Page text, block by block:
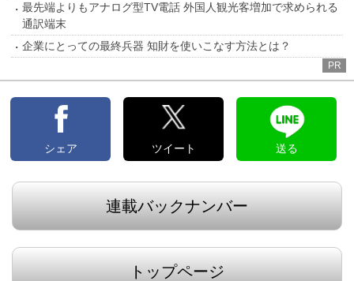
最先端よりもアナログ型TV電話 外国人観光客増加で求められる
通訳端末
企業にとっての最終兵器 知財を使いこなす方法とは？
PR
シェア ツイート 送る
連載バックナンバー
トップページ